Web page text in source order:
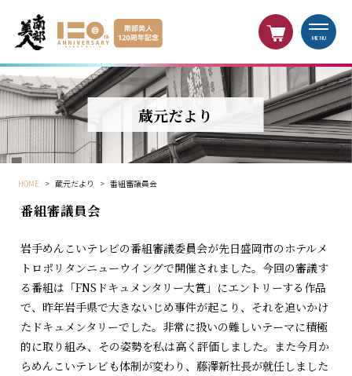
MENU
蔵元だより
HOME > 蔵元だより > 番組審議員会
番組審議員会
岩手めんこいテレビの番組審議委員会が先日盛岡市のホテルメ
トロポリタンニューウイングで開催されました。今回の審議す
る番組は「FNSドキュメンタリー大賞」にエントリーする作品
で、昨年岩手県で大きないじめ事件が起こり、それを追いかけ
たドキュメンタリーでした。非常に扱いの難しいテーマに積極
的に取り組み、その姿勢を私は高く評価しました。また今月か
らめんこいテレビも体制が変わり、藤澤新社長が就任しました